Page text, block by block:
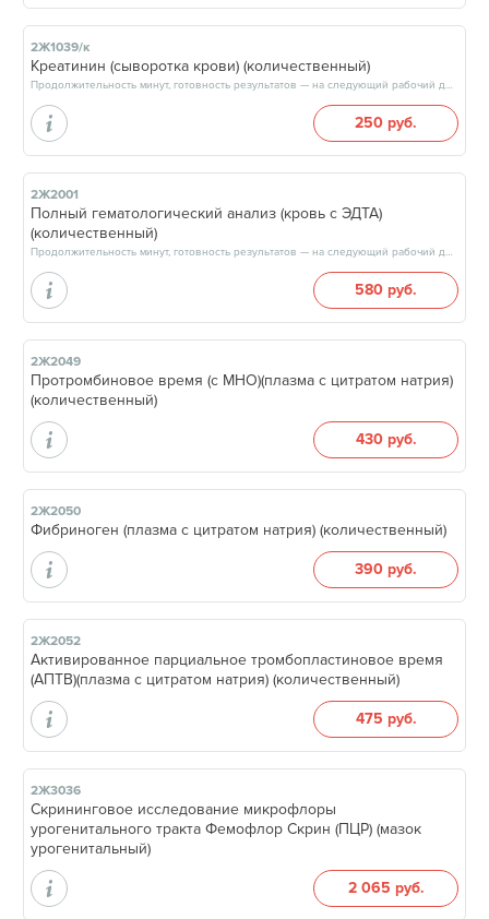
2Ж1039/к
Креатинин (сыворотка крови) (количественный)
Продолжительность минут, готовность результатов — на следующий рабочий день, после 15:00
250 руб.
2Ж2001
Полный гематологический анализ (кровь с ЭДТА)
(количественный)
Продолжительность минут, готовность результатов — на следующий рабочий день, после 17:00
580 руб.
2Ж2049
Протромбиновое время (с МНО)(плазма с цитратом натрия)
(количественный)
430 руб.
2Ж2050
Фибриноген (плазма с цитратом натрия) (количественный)
390 руб.
2Ж2052
Активированное парциальное тромбопластиновое время
(АПТВ)(плазма с цитратом натрия) (количественный)
475 руб.
2Ж3036
Скрининговое исследование микрофлоры
урогенитального тракта Фемофлор Скрин (ПЦР) (мазок
урогенитальный)
2 065 руб.